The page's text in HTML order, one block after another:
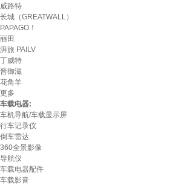
威路特
长城（GREATWALL）
PAPAGO！
丽田
湃旅 PAILV
丁威特
晋御滋
花角羊
更多
车载电器:
车机导航/车载显示屏
行车记录仪
倒车雷达
360全景影像
导航仪
车载电器配件
车载影音